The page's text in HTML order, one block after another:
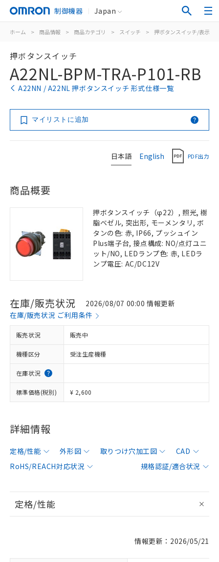
制御機器 Japan
ホーム > 商品情報 > 商品カテゴリ > スイッチ > 押ボタンスイッチ/表示灯
押ボタンスイッチ
A22NL-BPM-TRA-P101-RB
A22NN / A22NL 押ボタンスイッチ 形式仕様一覧
マイリストに追加
日本語 English PDF出力
商品概要
押ボタンスイッチ（φ22）, 照光, 樹
脂ベゼル, 突出形, モーメンタリ, ボ
タンの色: 赤, IP66, プッシュイン
Plus端子台, 接点構成: NO/点灯ユニ
ット/NO, LEDランプ色: 赤, LEDラ
ンプ電圧: AC/DC12V
在庫/販売状況
2026/08/07 00:00 情報更新
在庫/販売状況 ご利用条件
販売状況 販売中
機種区分 受注生産機種
在庫状況
標準価格(税別) ¥ 2,600
詳細情報
定格/性能 外形図 取りつけ穴加工図
CAD
RoHS/REACH対応状況
規格認証/適合状況
定格/性能
情報更新：2026/05/21